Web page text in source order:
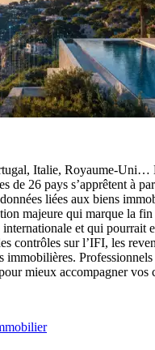
Italie, Royaume-Uni…
de 26 pays s’apprêtent à
liées aux biens
majeure qui marque la
et qui pourrait
contrôles sur l’IFI, les
immobilières.
mieux accompagner vos